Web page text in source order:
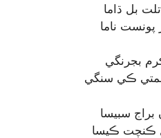
بل ڌاما
پونست ناما
بجرنگي
ڪي سنگي
سبيسا
ڪنچت ڪيسا